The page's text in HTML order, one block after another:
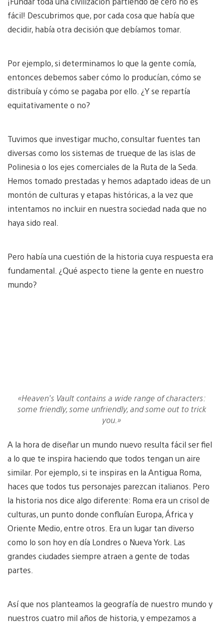
fácil! Descubrimos que, por cada cosa que había que
decidir, había otra decisión que debíamos tomar.
Por ejemplo, si determinamos lo que la gente comía,
entonces debemos saber cómo lo producían, cómo se
distribuía y cómo se pagaba por ello. ¿Y se repartía
equitativamente o no?
Tuvimos que investigar mucho, consultar fuentes tan
diversas como los sistemas de trueque de las islas de
Polinesia o los ejes comerciales de la Ruta de la Seda.
Hemos tomado prestadas y hemos adaptado ideas de un
montón de culturas y etapas históricas, a la vez que
intentamos no incluir en nuestra sociedad nada que no
haya sido real.
Pero había una cuestión de la historia cuya respuesta era
fundamental. ¿Qué aspecto tiene la gente en nuestro
mundo?
«Heaven’s Vault contains a wide range of characters:
some friendly, some unfriendly, and some out to trick
you.»
A la hora de diseñar un mundo nuevo resulta fácil ser fiel
a lo que te inspira haciendo que todos tengan un aire
similar. Por ejemplo, si te inspiras en la Antigua Roma,
haces que todos tus personajes parezcan italianos. Pero
la historia nos dice algo diferente: Roma era un crisol de
culturas, un punto donde confluían Europa, África y
Oriente Medio, entre otros. Era un lugar tan diverso
como lo son hoy en día Londres o Nueva York. Las
grandes ciudades siempre atraen a gente de todas
partes.
Así que nos planteamos la geografía de nuestro mundo y
nuestros cuatro mil años de historia, y empezamos a